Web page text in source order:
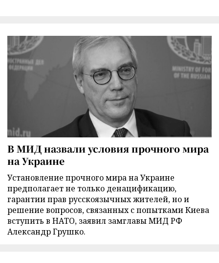
В МИД назвали условия прочного мира
на Украине
Установление прочного мира на Украине
предполагает не только денацификацию,
гарантии прав русскоязычных жителей, но и
решение вопросов, связанных с попытками Киева
вступить в НАТО, заявил замглавы МИД РФ
Александр Грушко.